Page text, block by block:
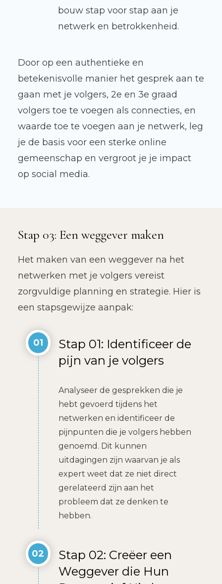
bouw stap voor stap aan je
netwerk en betrokkenheid.
Door op een authentieke en
betekenisvolle manier het gesprek aan te
gaan met je volgers, 2e en 3e graad
volgers toe te voegen als connecties, en
waarde toe te voegen aan je netwerk, leg
je de basis voor een sterke online
gemeenschap en vergroot je je impact
op social media.
Stap 03: Een weggever maken
Het maken van een weggever na het
netwerken met je volgers vereist
zorgvuldige planning en strategie. Hier is
een stapsgewijze aanpak:
01
Stap 01: Identificeer de
pijn van je volgers
Analyseer de gesprekken die je
hebt gevoerd tijdens het
netwerken en identificeer de
pijnpunten die je volgers hebben
genoemd. Dit kunnen
uitdagingen zijn waarvan je als
expert weet dat ze niet direct
gerelateerd zijn aan het
probleem dat ze denken te
hebben.
02
Stap 02: Creëer een
Weggever die Hun